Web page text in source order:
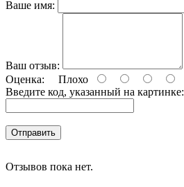
Ваше имя:
Ваш отзыв:
Оценка:
Плохо
Введите код, указанный на картинке:
Отправить
Отзывов пока нет.